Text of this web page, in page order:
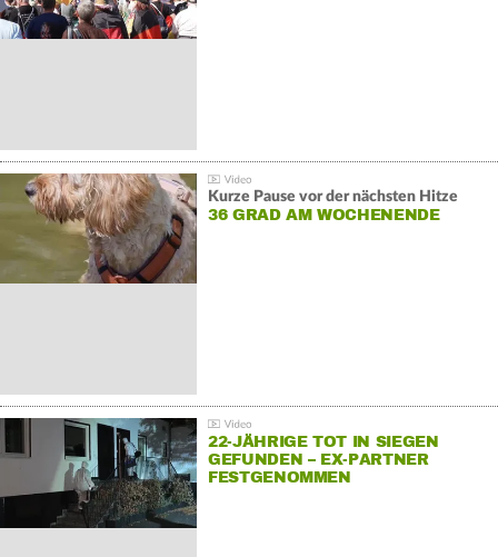
Kurze Pause vor der nächsten Hitze
36 GRAD AM WOCHENENDE
22-JÄHRIGE TOT IN SIEGEN
GEFUNDEN – EX-PARTNER
FESTGENOMMEN